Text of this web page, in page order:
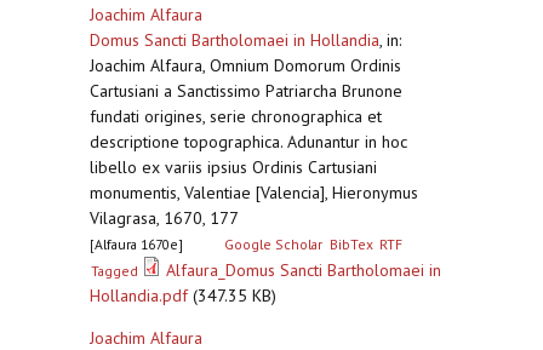
Joachim Alfaura
Domus Sancti Bartholomaei in Hollandia, in:
Joachim Alfaura, Omnium Domorum Ordinis
Cartusiani a Sanctissimo Patriarcha Brunone
fundati origines, serie chronographica et
descriptione topographica. Adunantur in hoc
libello ex variis ipsius Ordinis Cartusiani
monumentis, Valentiae [Valencia], Hieronymus
Vilagrasa, 1670, 177
[Alfaura 1670e] Google Scholar BibTex RTF
Tagged
Alfaura_Domus Sancti Bartholomaei in
Hollandia.pdf(347.35 KB)
Joachim Alfaura